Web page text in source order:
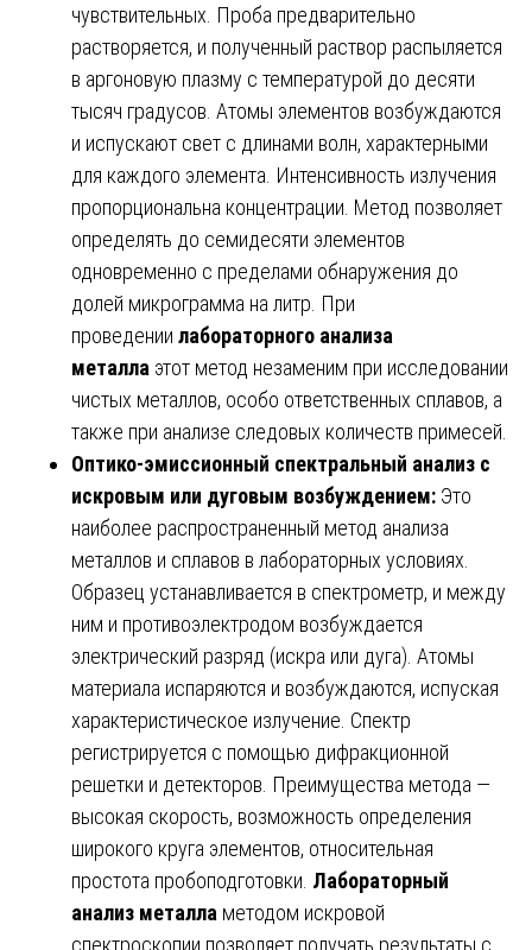
чувствительных. Проба предварительно
растворяется, и полученный раствор распыляется
в аргоновую плазму с температурой до десяти
тысяч градусов. Атомы элементов возбуждаются
и испускают свет с длинами волн, характерными
для каждого элемента. Интенсивность излучения
пропорциональна концентрации. Метод позволяет
определять до семидесяти элементов
одновременно с пределами обнаружения до
долей микрограмма на литр. При
проведении лабораторного анализа
металла этот метод незаменим при исследовании
чистых металлов, особо ответственных сплавов, а
также при анализе следовых количеств примесей.
Оптико-эмиссионный спектральный анализ с
искровым или дуговым возбуждением: Это
наиболее распространенный метод анализа
металлов и сплавов в лабораторных условиях.
Образец устанавливается в спектрометр, и между
ним и противоэлектродом возбуждается
электрический разряд (искра или дуга). Атомы
материала испаряются и возбуждаются, испуская
характеристическое излучение. Спектр
регистрируется с помощью дифракционной
решетки и детекторов. Преимущества метода —
высокая скорость, возможность определения
широкого круга элементов, относительная
простота пробоподготовки. Лабораторный
анализ металла методом искровой
спектроскопии позволяет получать результаты с